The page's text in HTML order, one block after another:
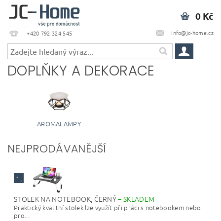
+420 792 324 545 info@jc-home.cz
0 Kč
DOPLŇKY A DEKORACE
AROMALAMPY
NEJPRODÁVANĚJŠÍ
1.
STOLEK NA NOTEBOOK, ČERNÝ–SKLADEM
Praktický kvalitní stolek lze využít při práci s notebookem nebo
pro...